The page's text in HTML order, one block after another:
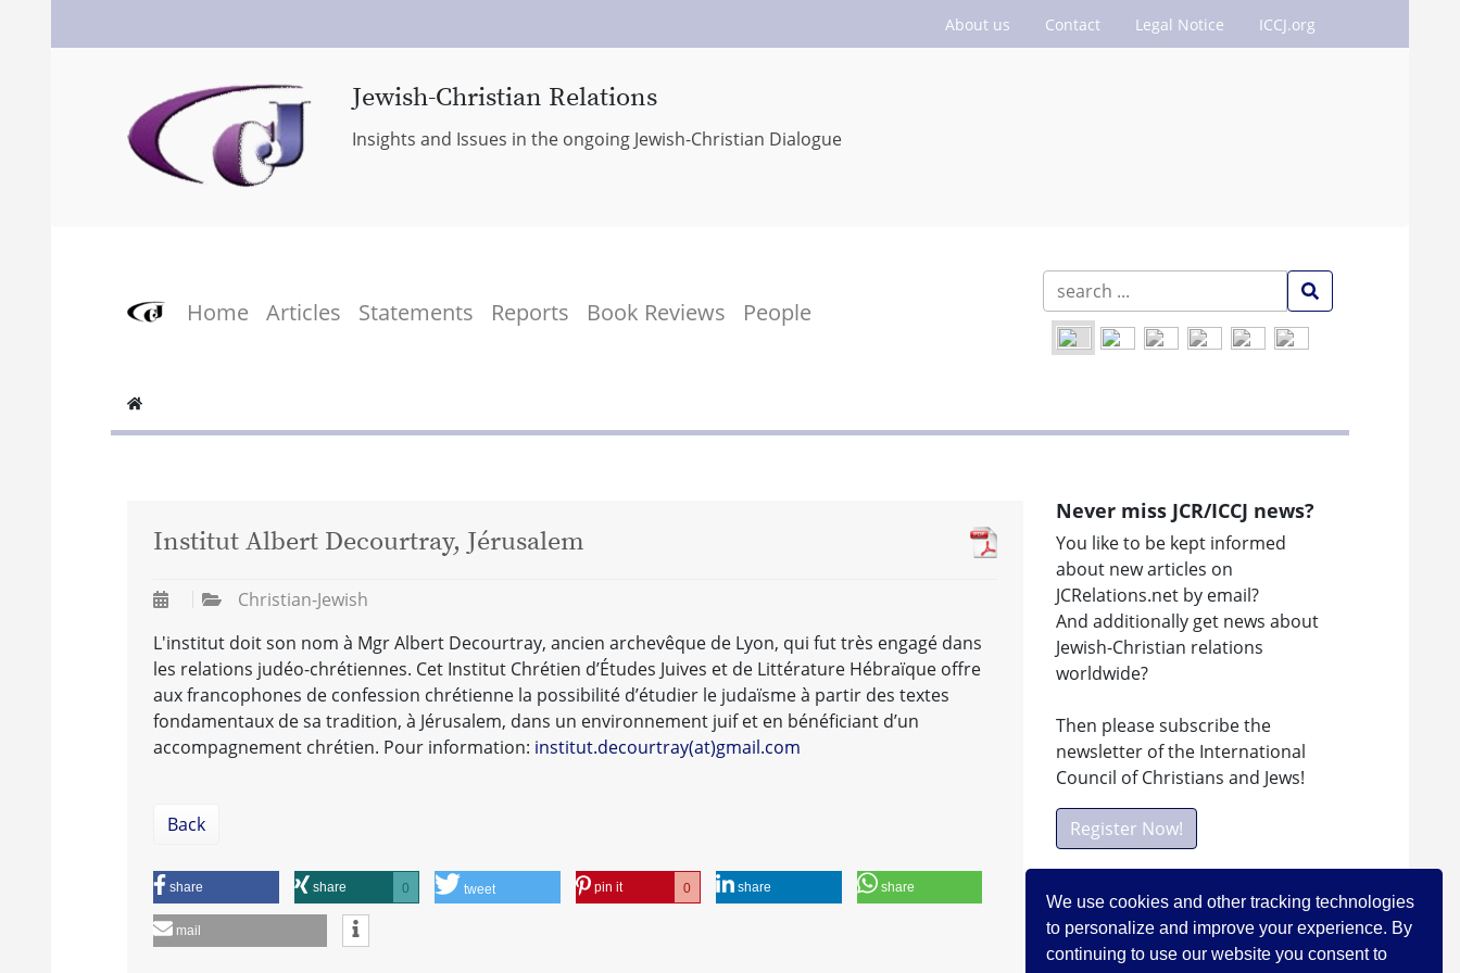
We use cookies and other tracking technologies
to personalize and improve your experience. By
continuing to use our website you consent to
About us Contact Legal Notice ICCJ.org
Jewish-Christian Relations
Insights and Issues in the ongoing Jewish-Christian Dialogue
Home Articles Statements Reports Book Reviews People
Never miss JCR/ICCJ news?
You like to be kept informed
about new articles on
JCRelations.net by email?
And additionally get news about
Jewish-Christian relations
worldwide?
Then please subscribe the
newsletter of the International
Council of Christians and Jews!
Register Now!
Facebook
Visit ICCJ on facebook
Institut Albert Decourtray, Jérusalem
Christian-Jewish
L'institut doit son nom à Mgr Albert Decourtray, ancien archevêque de Lyon, qui fut très engagé dans
les relations judéo-chrétiennes. Cet Institut Chrétien d’Études Juives et de Littérature Hébraïque offre
aux francophones de confession chrétienne la possibilité d’étudier le judaïsme à partir des textes
fondamentaux de sa tradition, à Jérusalem, dans un environnement juif et en bénéficiant d’un
accompagnement chrétien. Pour information: institut.decourtray(at)gmail.com
Back
share share 0 tweet pin it 0 share share
mail